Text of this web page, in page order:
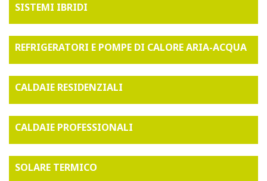
SISTEMI IBRIDI
REFRIGERATORI E POMPE DI CALORE ARIA-ACQUA
CALDAIE RESIDENZIALI
CALDAIE PROFESSIONALI
SOLARE TERMICO